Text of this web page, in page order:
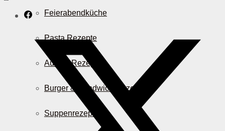
Feierabendküche
Pasta Rezepte
Auflauf Rezepte
Burger & Sandwich Rezepte
Suppenrezepte